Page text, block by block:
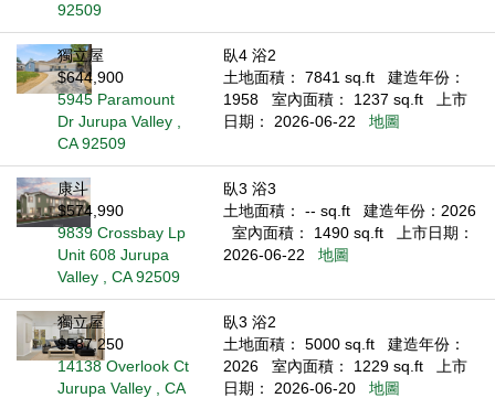
92509
獨立屋
$644,900
5945 Paramount
Dr Jurupa Valley ,
CA 92509
臥4 浴2
土地面積： 7841 sq.ft
建造年份：
1958
室內面積： 1237 sq.ft
上市
日期： 2026-06-22
地圖
康斗
$574,990
9839 Crossbay Lp
Unit 608 Jurupa
Valley , CA 92509
臥3 浴3
土地面積： -- sq.ft
建造年份：2026
室內面積： 1490 sq.ft
上市日期：
2026-06-22
地圖
獨立屋
$587,250
14138 Overlook Ct
Jurupa Valley , CA
臥3 浴2
土地面積： 5000 sq.ft
建造年份：
2026
室內面積： 1229 sq.ft
上市
日期： 2026-06-20
地圖